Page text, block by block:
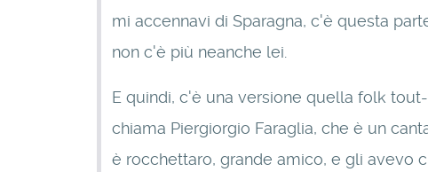
mi accennavi di Sparagna, c'è questa
non c'è più neanche lei.
E quindi, c'è una versione quella folk
chiama Piergiorgio Faraglia, che è un
è rocchettaro, grande amico, e gli avevo